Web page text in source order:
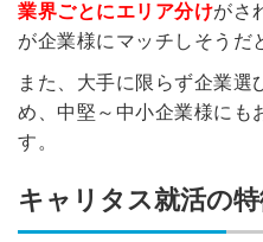
業界ごとにエリア分けがさ
が企業様にマッチしそうだ
また、大手に限らず企業選
め、中堅～中小企業様にも
す。
キャリタス就活の